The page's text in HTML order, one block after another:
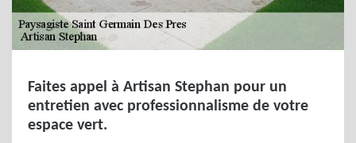
Faites appel à Artisan Stephan pour un
entretien avec professionnalisme de votre
espace vert.